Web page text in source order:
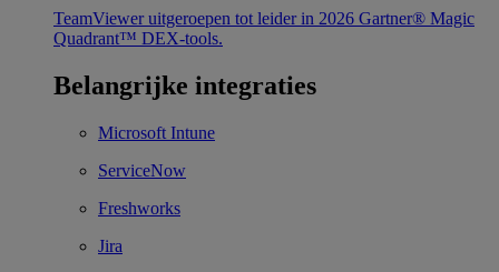
TeamViewer uitgeroepen tot leider in 2026 Gartner® Magic
Quadrant™ DEX-tools.
Belangrijke integraties
Microsoft Intune
ServiceNow
Freshworks
Jira